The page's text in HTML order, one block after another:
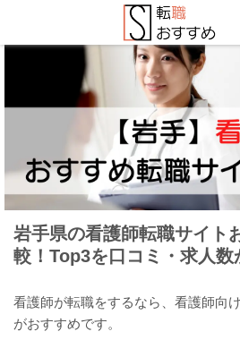
岩手県の看護師転職サイト
較！Top3を口コミ・求人数
看護師が転職をするなら、看護師向
がおすすめです。